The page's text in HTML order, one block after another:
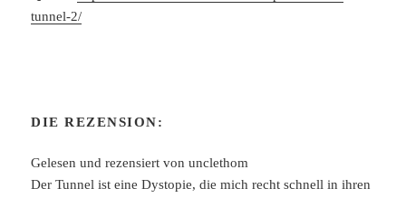
tunnel-2/
DIE REZENSION:
Gelesen und rezensiert von unclethom
Der Tunnel ist eine Dystopie, die mich recht schnell in ihren